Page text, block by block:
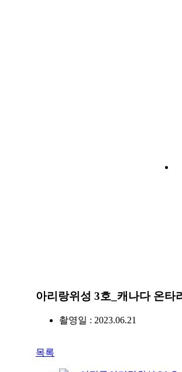
아리랑위성 3호_캐나다 온타
촬영일 : 2023.06.21
목록